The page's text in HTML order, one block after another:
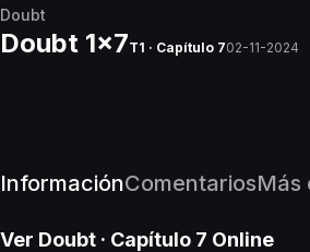
Doubt
Doubt 1x7T1 · Capítulo 702-11-2024
InformaciónComentariosMás
Ver Doubt · Capítulo 7 Online